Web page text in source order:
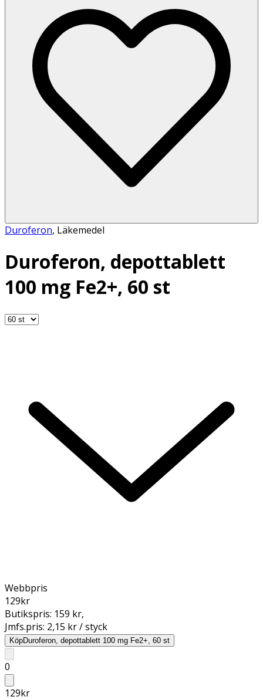
Duroferon, Läkemedel
Duroferon, depottablett
100 mg Fe2+, 60 st
Webbpris
129kr
Butikspris: 159 kr,
Jmfs.pris: 2,15 kr / styck
KöpDuroferon, depottablett 100 mg Fe2+, 60 st
0
129kr